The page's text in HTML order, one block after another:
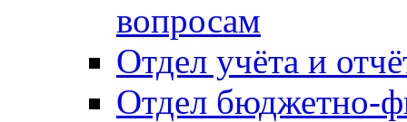
вопросам
Отдел учёта и
Отдел бюджетно-